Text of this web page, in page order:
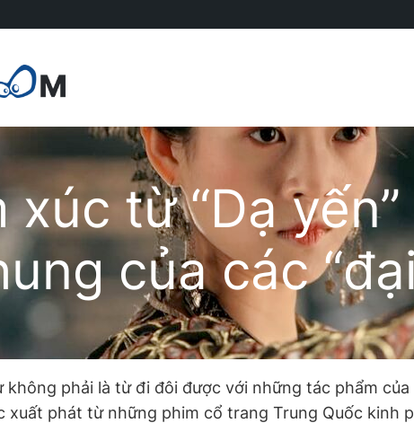
xúc từ “Dạ
của các
không phải là từ đi đôi được với những tác phẩm
xuất phát từ những phim cổ trang Trung Quốc